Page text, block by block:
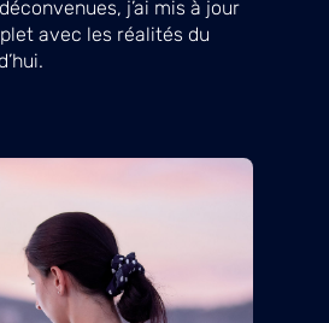
j’ai mis à jour
avec les réalités du